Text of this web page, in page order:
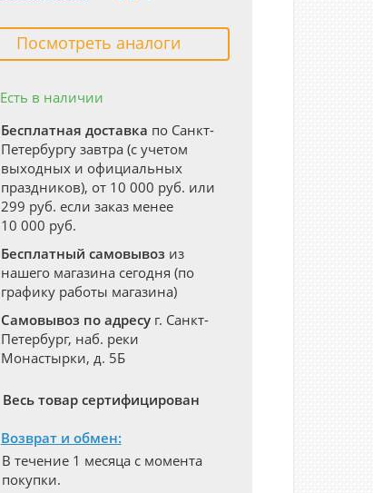
Посмотреть аналоги
Есть в наличии
Бесплатная доставка по Санкт-
Петербургу завтра (с учетом
выходных и официальных
праздников), от 10 000 руб. или
299 руб. если заказ менее
10 000 руб.
Бесплатный самовывоз из
нашего магазина сегодня (по
графику работы магазина)
Самовывоз по адресуг. Санкт-
Петербург, наб. реки
Монастырки, д. 5Б
Весь товар сертифицирован
Возврат и обмен:
В течение 1 месяца с момента
покупки.